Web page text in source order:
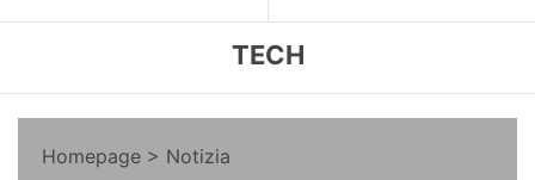
TECH
Homepage > Notizia